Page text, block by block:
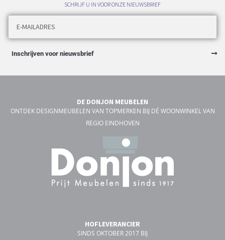
SCHRIJF U IN VOOR ONZE NIEUWSBRIEF
Inschrijven voor nieuwsbrief
DE DONJON MEUBELEN
ONTDEK DESIGNMEUBELEN VAN TOPMERKEN BIJ DÉ WOONWINKEL VAN
REGIO EINDHOVEN
HOFLEVERANCIER
SINDS OKTOBER 2017 BIJ